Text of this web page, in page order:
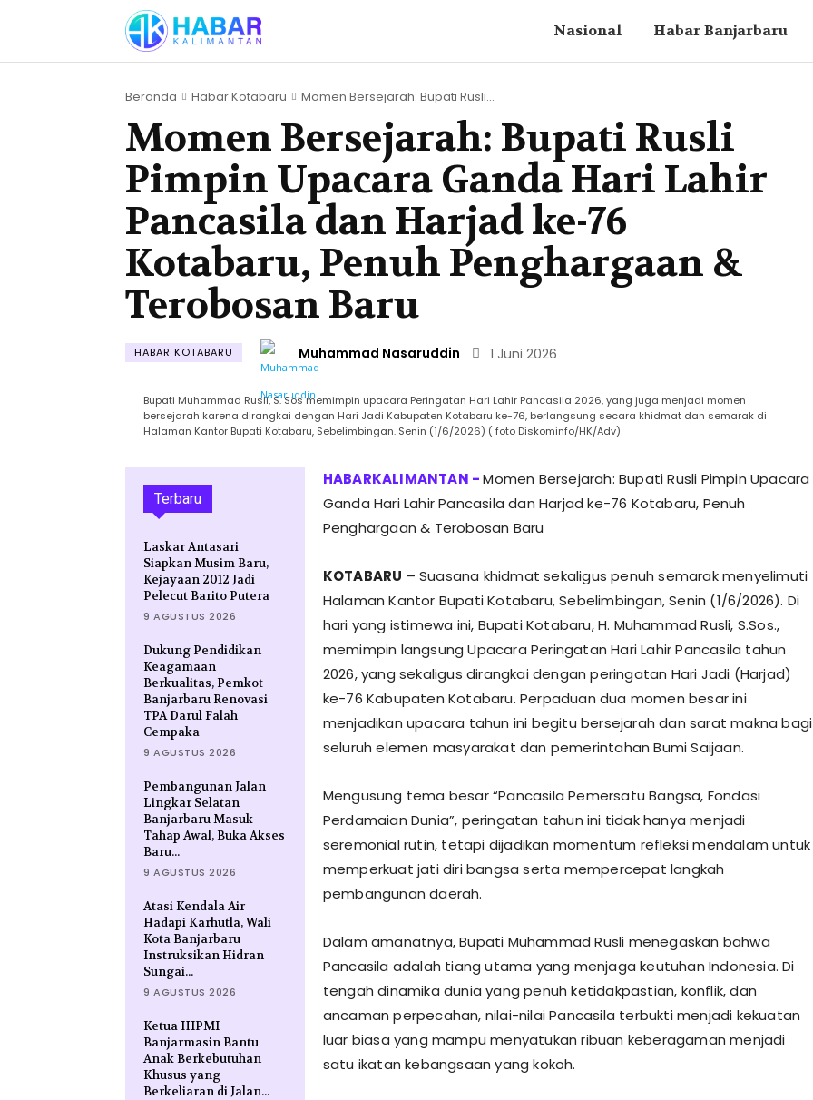
Nasional Habar Banjarbaru
Beranda Habar Kotabaru Momen Bersejarah: Bupati Rusli...
Momen Bersejarah: Bupati Rusli
Pimpin Upacara Ganda Hari Lahir
Pancasila dan Harjad ke-76
Kotabaru, Penuh Penghargaan &
Terobosan Baru
HABAR KOTABARU Muhammad Nasaruddin 1 Juni 2026
Bupati Muhammad Rusli, S. Sos memimpin upacara Peringatan Hari Lahir Pancasila 2026, yang juga menjadi momen
bersejarah karena dirangkai dengan Hari Jadi Kabupaten Kotabaru ke-76, berlangsung secara khidmat dan semarak di
Halaman Kantor Bupati Kotabaru, Sebelimbingan. Senin (1/6/2026) ( foto Diskominfo/HK/Adv)
Terbaru
Laskar Antasari
Siapkan Musim Baru,
Kejayaan 2012 Jadi
Pelecut Barito Putera
9 AGUSTUS 2026
Dukung Pendidikan
Keagamaan
Berkualitas, Pemkot
Banjarbaru Renovasi
TPA Darul Falah
Cempaka
9 AGUSTUS 2026
Pembangunan Jalan
Lingkar Selatan
Banjarbaru Masuk
Tahap Awal, Buka Akses
Baru...
9 AGUSTUS 2026
Atasi Kendala Air
Hadapi Karhutla, Wali
Kota Banjarbaru
Instruksikan Hidran
Sungai...
9 AGUSTUS 2026
Ketua HIPMI
Banjarmasin Bantu
Anak Berkebutuhan
Khusus yang
Berkeliaran di Jalan...
Momen Bersejarah: Bupati Rusli Pimpin Upacara
Ganda Hari Lahir Pancasila dan Harjad ke-76 Kotabaru, Penuh
Penghargaan & Terobosan Baru
KOTABARU – Suasana khidmat sekaligus penuh semarak menyelimuti
Halaman Kantor Bupati Kotabaru, Sebelimbingan, Senin (1/6/2026). Di
hari yang istimewa ini, Bupati Kotabaru, H. Muhammad Rusli, S.Sos.,
memimpin langsung Upacara Peringatan Hari Lahir Pancasila tahun
2026, yang sekaligus dirangkai dengan peringatan Hari Jadi (Harjad)
ke-76 Kabupaten Kotabaru. Perpaduan dua momen besar ini
menjadikan upacara tahun ini begitu bersejarah dan sarat makna bagi
seluruh elemen masyarakat dan pemerintahan Bumi Saijaan.
Mengusung tema besar “Pancasila Pemersatu Bangsa, Fondasi
Perdamaian Dunia”, peringatan tahun ini tidak hanya menjadi
seremonial rutin, tetapi dijadikan momentum refleksi mendalam untuk
memperkuat jati diri bangsa serta mempercepat langkah
pembangunan daerah.
Dalam amanatnya, Bupati Muhammad Rusli menegaskan bahwa
Pancasila adalah tiang utama yang menjaga keutuhan Indonesia. Di
tengah dinamika dunia yang penuh ketidakpastian, konflik, dan
ancaman perpecahan, nilai-nilai Pancasila terbukti menjadi kekuatan
luar biasa yang mampu menyatukan ribuan keberagaman menjadi
satu ikatan kebangsaan yang kokoh.